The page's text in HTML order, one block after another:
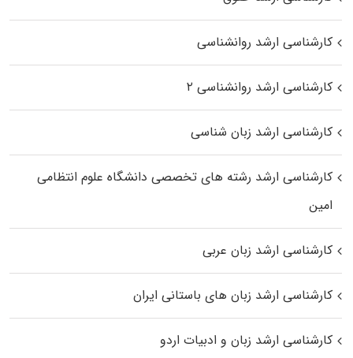
کارشناسی ارشد روانشناسی
کارشناسی ارشد روانشناسی ۲
کارشناسی ارشد زبان شناسی
کارشناسی ارشد رﺷﺘﻪ ﻫﺎی تخصصی داﻧﺸﮕﺎه ﻋﻠﻮم انتظامی
اﻣﻴﻦ
کارشناسی ارشد زبان عربی
کارشناسی ارشد زبان‌ های باستانی ایران
کارشناسی ارشد زبان و ادبیات اردو